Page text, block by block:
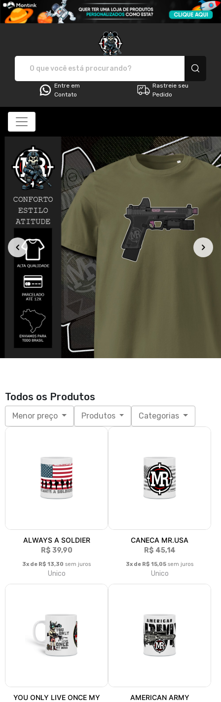
Entre em
Contato
Rastreie seu
Pedido
Todos os Produtos
Menor preço Produtos Categorias
ALWAYS A SOLDIER
R$ 39,90
3x de R$ 13,30 sem juros
Unico
CANECA MR.USA
R$ 45,14
3x de R$ 15,05 sem juros
Unico
YOU ONLY LIVE ONCE MY
AMERICAN ARMY